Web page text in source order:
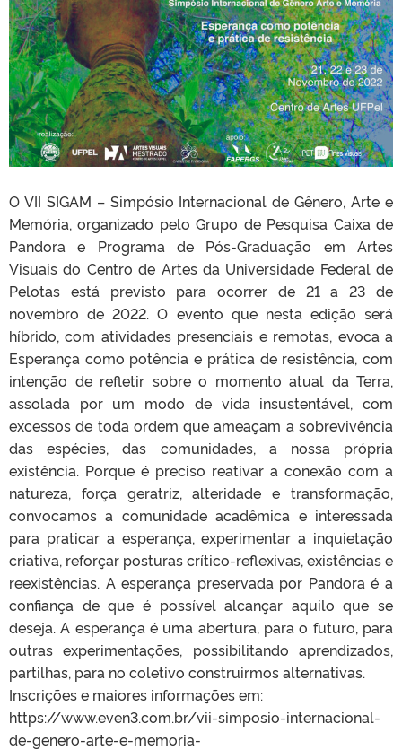
O VII SIGAM – Simpósio Internacional de Gênero, Arte e
Memória, organizado pelo Grupo de Pesquisa Caixa de
Pandora e Programa de Pós-Graduação em Artes
Visuais do Centro de Artes da Universidade Federal de
Pelotas está previsto para ocorrer de 21 a 23 de
novembro de 2022. O evento que nesta edição será
híbrido, com atividades presenciais e remotas, evoca a
Esperança como potência e prática de resistência, com
intenção de refletir sobre o momento atual da Terra,
assolada por um modo de vida insustentável, com
excessos de toda ordem que ameaçam a sobrevivência
das espécies, das comunidades, a nossa própria
existência. Porque é preciso reativar a conexão com a
natureza, força geratriz, alteridade e transformação,
convocamos a comunidade acadêmica e interessada
para praticar a esperança, experimentar a inquietação
criativa, reforçar posturas crítico-reflexivas, existências e
reexistências. A esperança preservada por Pandora é a
confiança de que é possível alcançar aquilo que se
deseja. A esperança é uma abertura, para o futuro, para
outras experimentações, possibilitando aprendizados,
partilhas, para no coletivo construirmos alternativas.
Inscrições e maiores informações em:
https://www.even3.com.br/vii-simposio-internacional-
de-genero-arte-e-memoria-